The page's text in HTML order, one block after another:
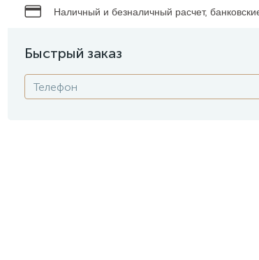
Наличный и безналичный расчет,
Быстрый заказ